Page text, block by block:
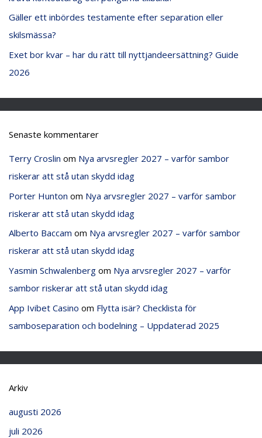
Gäller ett inbördes testamente efter separation eller
skilsmässa?
Exet bor kvar – har du rätt till nyttjandeersättning? Guide
2026
Senaste kommentarer
Terry Croslin om Nya arvsregler 2027 – varför sambor
riskerar att stå utan skydd idag
Porter Hunton om Nya arvsregler 2027 – varför sambor
riskerar att stå utan skydd idag
Alberto Baccam om Nya arvsregler 2027 – varför sambor
riskerar att stå utan skydd idag
Yasmin Schwalenbergom Nya arvsregler 2027 – varför
sambor riskerar att stå utan skydd idag
App Ivibet Casino om Flytta isär? Checklista för
samboseparation och bodelning – Uppdaterad 2025
Arkiv
augusti 2026
juli 2026